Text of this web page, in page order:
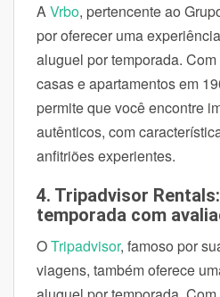
AVrbo, pertencente ao
por oferecer uma
aluguel por temporada.
casas e apartamentos em
permite que você encontre
autênticos, com
anfitriões experientes.
4. Tripadvisor
temporada com
OTripadvisor, famoso por
viagens, também oferece